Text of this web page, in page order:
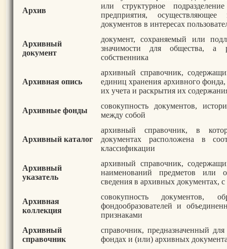
Архив
или структурное
предприятия,
документов в интересах
Архивный
документ
документ, сохраняемый или
значимости для общества, а
собственника
Архивная опись
архивный справочник,
единиц хранения архивного
их учета и раскрытия их
Архивные фонды
совокупность документов,
между собой
Архивный каталог
архивный справочник, в
документах расположена в
классификации
Архивный
указатель
архивный справочник,
наименований предметов или
сведения в архивных документах,
Архивная
коллекция
совокупность документов,
фондообразователей и
признаками
Архивный
справочник
справочник, предназначенный
фондах и (или) архивных